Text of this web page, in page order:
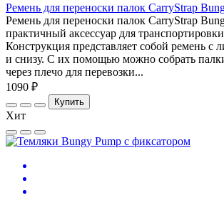
Ремень для переноски палок CarryStrap
Ремень для переноски палок CarryStrap
практичный аксессуар для
Конструкция представляет собой ремень с
и снизу. С их помощью можно собрать
через плечо для перевозки...
1090 ₽
Купить
Хит